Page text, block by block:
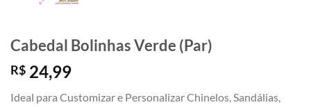
Cabedal Bolinhas Verde (Par)
R$ 24,99
Ideal para Customizar e Personalizar Chinelos, Sandálias,